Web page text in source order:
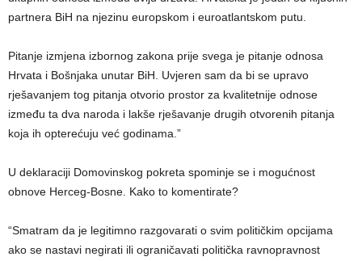
partnera BiH na njezinu europskom i euroatlantskom putu.
Pitanje izmjena izbornog zakona prije svega je pitanje odnosa
Hrvata i Bošnjaka unutar BiH. Uvjeren sam da bi se upravo
rješavanjem tog pitanja otvorio prostor za kvalitetnije odnose
između ta dva naroda i lakše rješavanje drugih otvorenih pitanja
koja ih opterećuju već godinama.”
U deklaraciji Domovinskog pokreta spominje se i mogućnost
obnove Herceg-Bosne. Kako to komentirate?
“Smatram da je legitimno razgovarati o svim političkim opcijama
ako se nastavi negirati ili ograničavati politička ravnopravnost